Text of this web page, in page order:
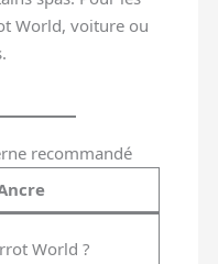
World, voiture ou
recommandé
World ?